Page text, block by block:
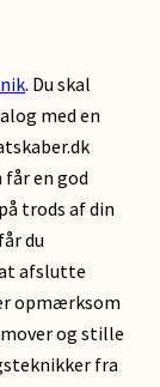
. Du skal
med en
får en god
trods af din
du
afslutte
opmærksom
og stille
fra